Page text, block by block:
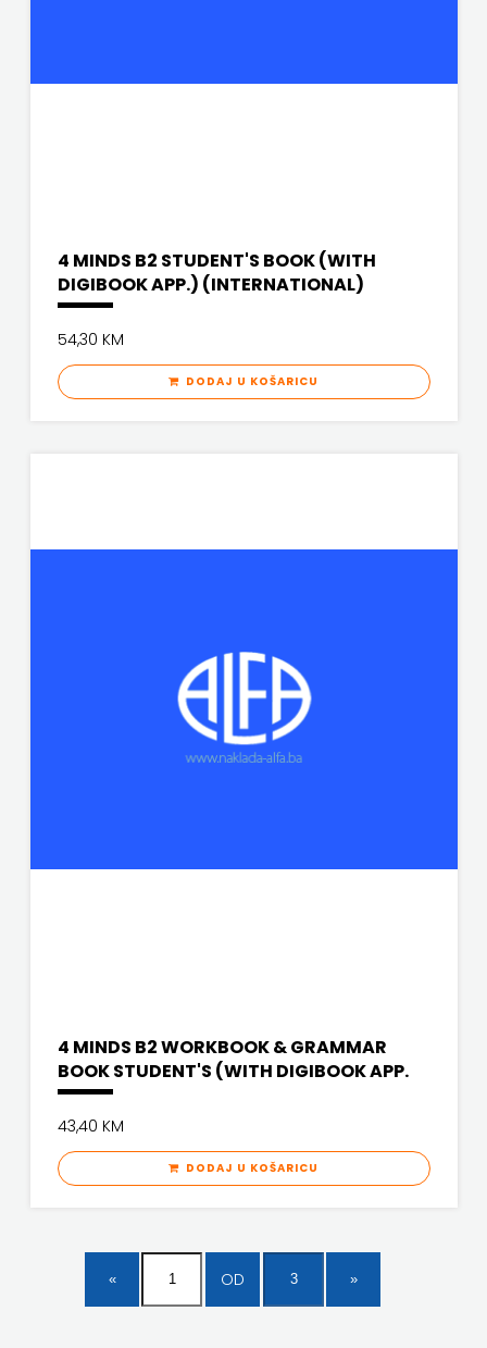
4 MINDS B2 STUDENT'S BOOK (WITH
DIGIBOOK APP.) (INTERNATIONAL)
54,30 KM
DODAJ U KOŠARICU
4 MINDS B2 WORKBOOK & GRAMMAR
BOOK STUDENT'S (WITH DIGIBOOK APP.
43,40 KM
DODAJ U KOŠARICU
OD